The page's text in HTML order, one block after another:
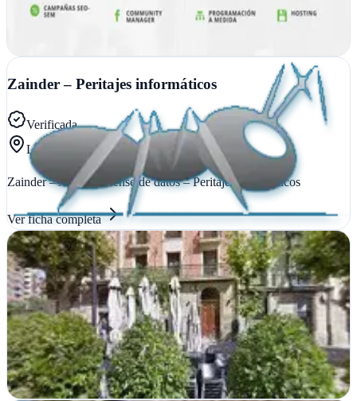
sólida en La Rioja
Ver ficha
Zainder – Peritajes informáticos
Verificada
La Rioja
Zainder – Análsis forense de datos – Peritajes informáticos
Ver fichacompleta
12tic
Logroño, La Rioja
Transformamos negocios en Logroño mediante diseño web, tiendas
online y estrategias digitales a medida
Ver fichacompleta